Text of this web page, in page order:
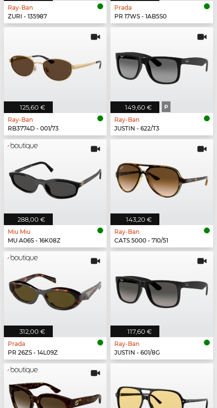
Ray-Ban
ZURI - 135987
Prada
PR 17WS - 1AB5S0
125,60 €
Ray-Ban
RB3774D - 001/73
149,60 € P
Ray-Ban
JUSTIN - 622/T3
288,00 €
Miu Miu
MU A06S - 16K08Z
143,20 €
Ray-Ban
CATS 5000 - 710/51
312,00 €
Prada
PR 26ZS - 14L09Z
117,60 €
Ray-Ban
JUSTIN - 601/8G